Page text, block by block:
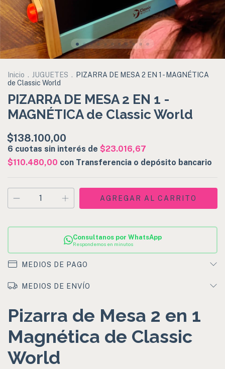
Inicio . JUGUETES .
PIZARRA DE MESA 2 EN 1 - MAGNÉTICA
de Classic World
PIZARRA DE MESA 2 EN 1 -
MAGNÉTICA de Classic World
$138.100,00
6 cuotas sin interés de $23.016,67
$110.480,00 con Transferencia o depósito bancario
Consultanos por WhatsApp
Respondemos en minutos
MEDIOS DE PAGO
MEDIOS DE ENVÍO
Pizarra de Mesa 2 en 1
Magnética de Classic
World